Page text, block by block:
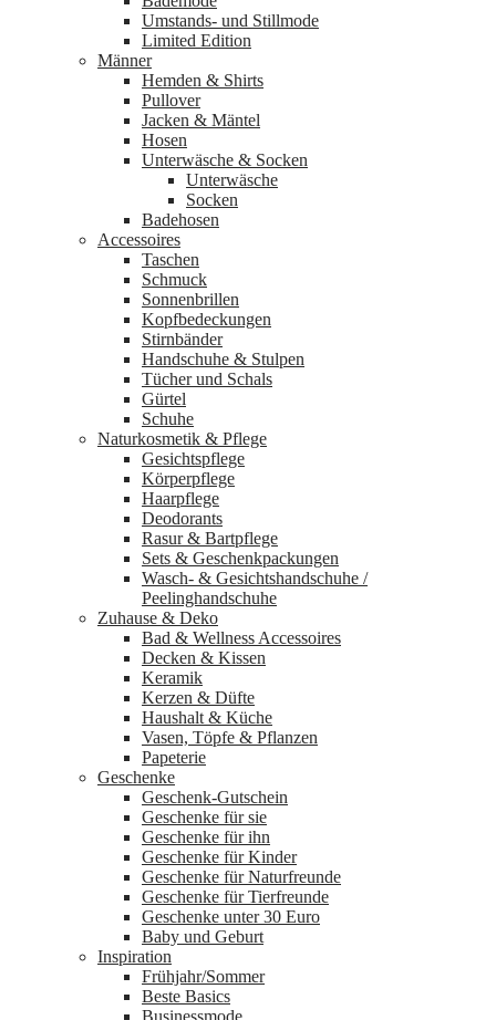
Umstands- und Stillmode
Limited Edition
Männer
Hemden & Shirts
Pullover
Jacken & Mäntel
Hosen
Unterwäsche & Socken
Unterwäsche
Socken
Badehosen
Accessoires
Taschen
Schmuck
Sonnenbrillen
Kopfbedeckungen
Stirnbänder
Handschuhe & Stulpen
Tücher und Schals
Gürtel
Schuhe
Naturkosmetik & Pflege
Gesichtspflege
Körperpflege
Haarpflege
Deodorants
Rasur & Bartpflege
Sets & Geschenkpackungen
Wasch‑ & Gesichtshandschuhe /
Peelinghandschuhe
Zuhause & Deko
Bad & Wellness Accessoires
Decken & Kissen
Keramik
Kerzen & Düfte
Haushalt & Küche
Vasen, Töpfe & Pflanzen
Papeterie
Geschenke
Geschenk-Gutschein
Geschenke für sie
Geschenke für ihn
Geschenke für Kinder
Geschenke für Naturfreunde
Geschenke für Tierfreunde
Geschenke unter 30 Euro
Baby und Geburt
Inspiration
Frühjahr/Sommer
Beste Basics
Businessmode